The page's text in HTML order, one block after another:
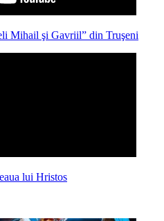
Mihail şi Gavriil” din Truşeni
lui Hristos